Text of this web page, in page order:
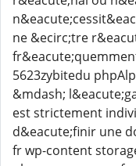
ne &ecirc;tre
5623zybitedu
&mdash;
est strictement
d&eacute;finir une
fr wp-content